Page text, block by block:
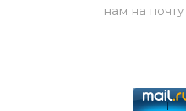
нам на почту